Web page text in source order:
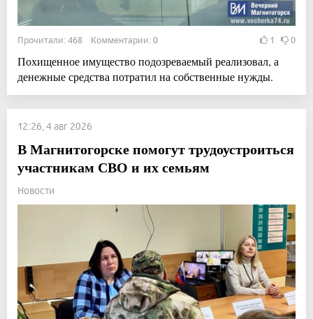
Прочитали: 468 Комментарии: 0 1 0
Похищенное имущество подозреваемый реализовал, а
денежные средства потратил на собственные нужды.
12:26, 4 авг 2026
В Магнитогорске помогут трудоустроиться
участникам СВО и их семьям
Новости